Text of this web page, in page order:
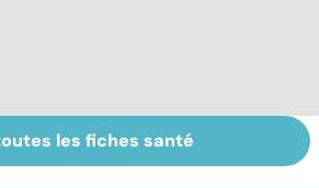
Personnes
âgées : faire face
les fiches santé